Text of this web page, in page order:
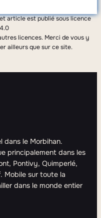
article est publié sous licence
licences. Merci de vous y
ailleurs que sur ce site.
dans le Morbihan.
principalement dans les
Pontivy, Quimperlé,
Mobile sur toute la
dans le monde entier